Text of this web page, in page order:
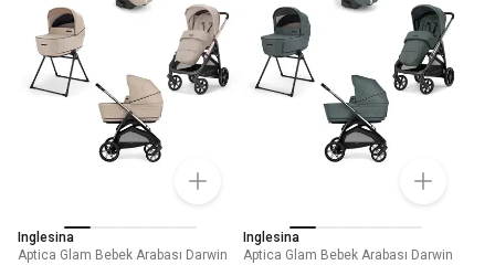
Inglesina
Aptica Glam Bebek Arabası Darwin
Inglesina
Aptica Glam Bebek Arabası Darwin